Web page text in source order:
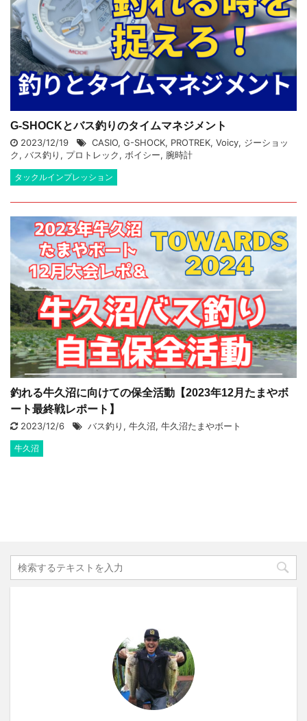
G-SHOCKとバス釣りのタイムマネジメント
2023/12/19 CASIO, G-SHOCK, PROTREK, Voicy, ジーショッ
ク, バス釣り , プロトレック, ボイシー, 腕時計
タックルインプレッション
釣れる牛久沼に向けての保全活動【2023年12月たまやボ
ート最終戦レポート】
2023/12/6 バス釣り , 牛久沼, 牛久沼たまやボート
牛久沼